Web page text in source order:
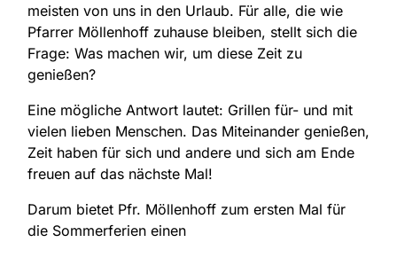
meisten von uns in den Urlaub. Für alle, die wie
Pfarrer Möllenhoff zuhause bleiben, stellt sich die
Frage: Was machen wir, um diese Zeit zu
genießen?
Eine mögliche Antwort lautet: Grillen für- und mit
vielen lieben Menschen. Das Miteinander genießen,
Zeit haben für sich und andere und sich am Ende
freuen auf das nächste Mal!
Darum bietet Pfr. Möllenhoff zum ersten Mal für
die Sommerferien einen